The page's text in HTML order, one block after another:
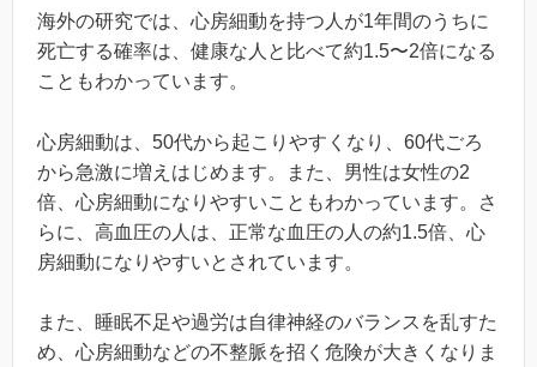
海外の研究では、心房細動を持つ人が1年間のうちに
死亡する確率は、健康な人と比べて約1.5〜2倍になる
こともわかっています。
心房細動は、50代から起こりやすくなり、60代ごろ
から急激に増えはじめます。また、男性は女性の2
倍、心房細動になりやすいこともわかっています。さ
らに、高血圧の人は、正常な血圧の人の約1.5倍、心
房細動になりやすいとされています。
また、睡眠不足や過労は自律神経のバランスを乱すた
め、心房細動などの不整脈を招く危険が大きくなりま